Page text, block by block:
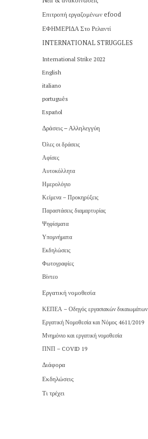
Επιτροπή εργαζομένων efood
ΕΦΗΜΕΡΙΔΑ Στο Ρελαντί
INTERNATIONAL STRUGGLES
International Strike 2022
English
italiano
português
Español
Δράσεις – Αλληλεγγύη
Όλες οι δράσεις
Αφίσες
Αυτοκόλλητα
Ημερολόγιο
Κείμενα – Προκηρύξεις
Παραστάσεις διαμαρτυρίας
Ψηφίσματα
Υπομνήματα
Εκδηλώσεις
Φωτογραφίες
Βίντεο
Εργατική νομοθεσία
ΚΕΠΕΑ – Οδηγός εργασιακών δικαιωμάτων
Εργατική Νομοθεσία και Νόμος 4611/2019
Μνημόνιο και εργατική νομοθεσία
ΠΝΠ – COVID 19
Διάφορα
Εκδηλώσεις
Τι τρέχει